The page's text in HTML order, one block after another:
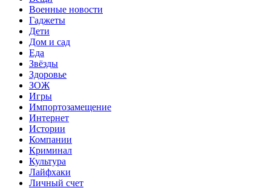
Военные новости
Гаджеты
Дети
Дом и сад
Еда
Звёзды
Здоровье
ЗОЖ
Игры
Импортозамещение
Интернет
Истории
Компании
Криминал
Культура
Лайфхаки
Личный счет